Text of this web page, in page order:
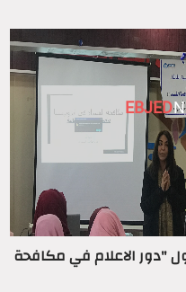
EBJED
"دور الاعلام في مكافحة